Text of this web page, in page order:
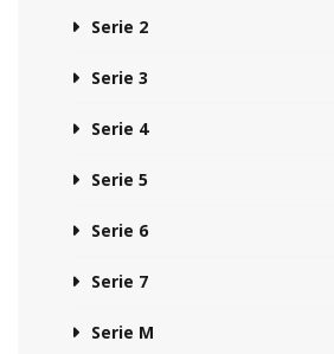
Serie 2
Serie 3
Serie 4
Serie 5
Serie 6
Serie 7
Serie M